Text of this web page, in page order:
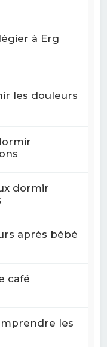
à Erg
les douleurs
dormir
après bébé
café
les